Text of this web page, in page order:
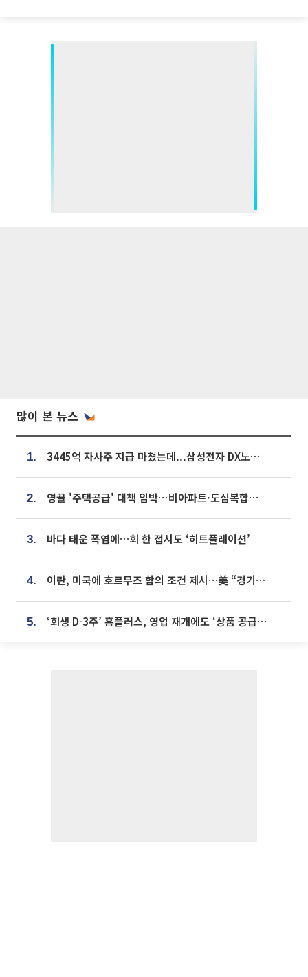
많이 본 뉴스
1. 3445억 자사주 지급 마쳤는데...삼성전자 DX노조, 뒤늦은 '떼쓰기 집회'
2. 영끌 '주택공급' 대책 임박⋯비아파트·도심복합까지 총동원
3. 바다 태운 폭염에…회 한 접시도 ‘히트플레이션’
4. 이란, 미국에 호르무즈 합의 조건 제시…美 “경기 아직 안 끝나” [종합]
5. ‘회생 D-3주’ 홈플러스, 영업 재개에도 ‘상품 공급망’ 복구가 생존 관건